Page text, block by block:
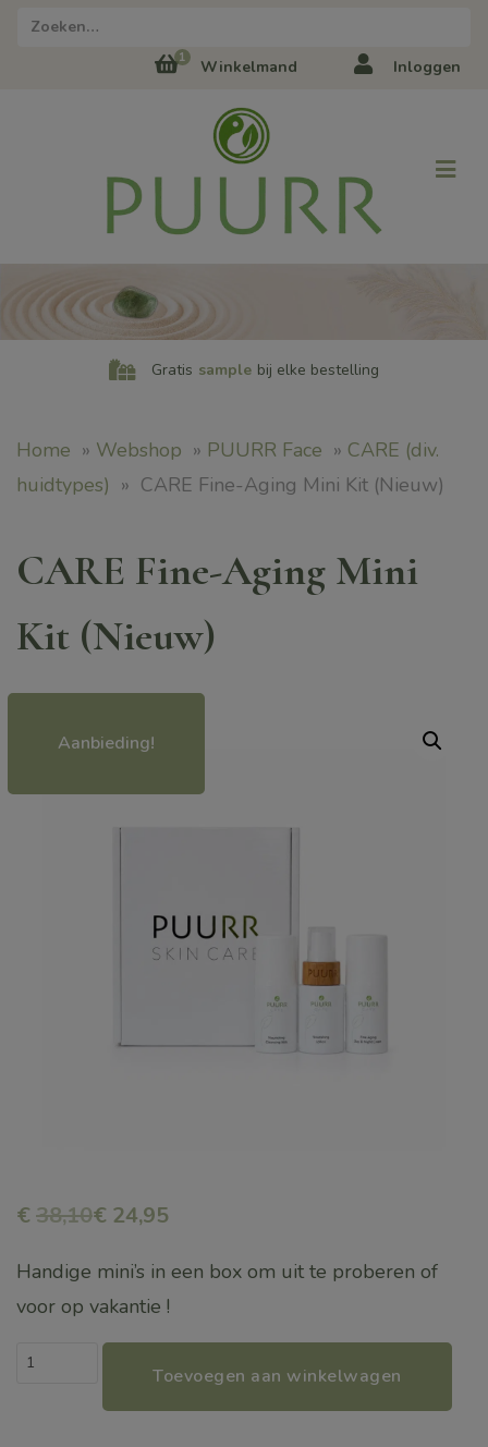
1 Winkelmand Inloggen
Gratis sample bij elke bestelling
Home » Webshop » PUURR Face » CARE (div.
huidtypes) » CARE Fine-Aging Mini Kit (Nieuw)
CARE Fine-Aging Mini
Kit (Nieuw)
Aanbieding!
€ 38,10€ 24,95
Handige mini’s in een box om uit te proberen of
voor op vakantie !
CARE
Toevoegen aan winkelwagen